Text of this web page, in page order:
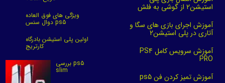
★★★★★
استیشن2 از گوشی به فلش
آموزش اجرای بازی های سگا و
آتاری در پلی استیشن2
آموزش سرویس کامل PS4
PRO
آموزش تمیز کردن فن ps5
ویژگی های فوق العاده
دوال سنس ps5
اولین پلی استیشن بادرگاه
کارتریج
بررسی ps5
slim